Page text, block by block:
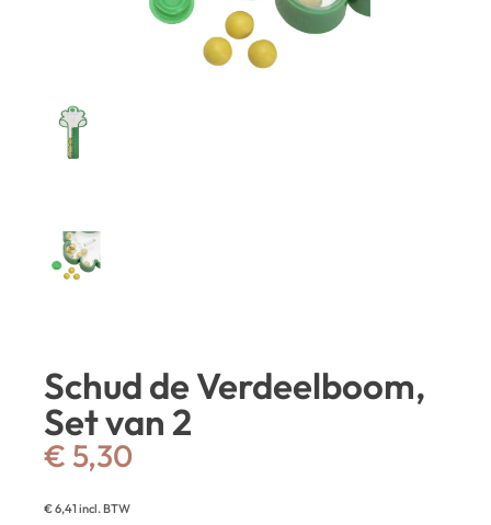
Schud de Verdeelboom,
Set van 2
€ 5,30
€6,41 incl. BTW